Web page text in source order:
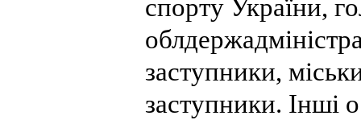
спорту України,
заступники,
заступники. Інші